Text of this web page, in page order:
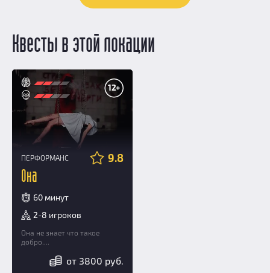
Квесты в этой локации
12+
ПЕРФОРМАНС 9.8
Она
60 минут
2-8 игроков
Она не знает что такое
добро....
от 3800 руб.